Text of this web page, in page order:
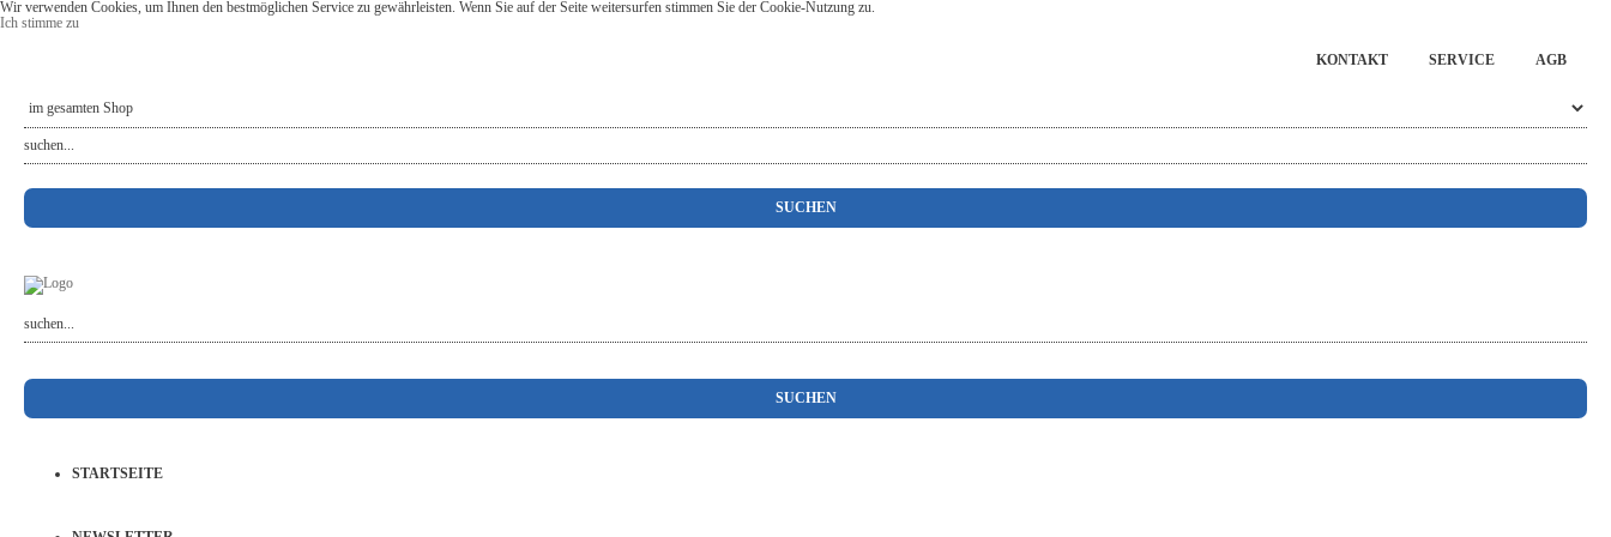
Wir verwenden Cookies, um Ihnen den bestmöglichen Service zu gewährleisten. Wenn Sie auf der Seite weitersurfen stimmen Sie der Cookie-Nutzung zu.
Ich stimme zu
KONTAKT SERVICE AGB
STARTSEITE